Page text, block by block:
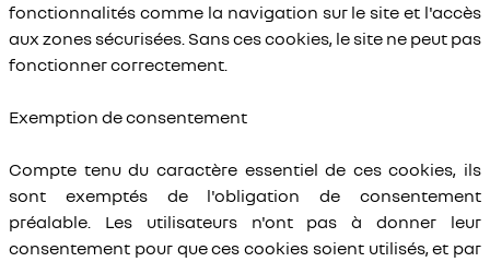
fonctionnalités comme la navigation sur le site et l'accès
aux zones sécurisées. Sans ces cookies, le site ne peut pas
fonctionner correctement.
Exemption de consentement
Compte tenu du caractère essentiel de ces cookies, ils
sont exemptés de l'obligation de consentement
préalable. Les utilisateurs n'ont pas à donner leur
consentement pour que ces cookies soient utilisés, et par